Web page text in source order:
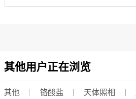
其他用户正在浏览
其他 铬酸盐 天体照相